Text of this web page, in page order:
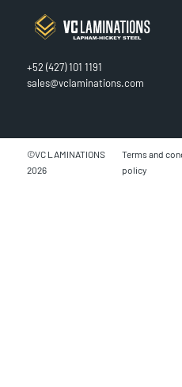
CONTACT
+52 (427) 101 1191
sales@vclaminations.com
©VC LAMINATIONS
2026
Terms and
policy